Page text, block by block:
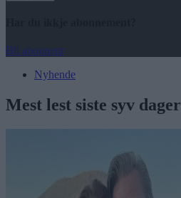
Bli abonnent
Nyhende
Mest lest siste syv dager